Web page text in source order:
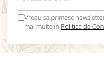
Vreau sa primesc
mai multe in Politica de